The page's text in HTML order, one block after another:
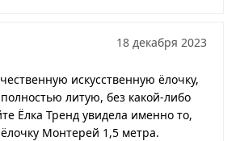
18 декабря 2023
искусственную ёлочку,
литую, без какой-либо
Ёлка Тренд увидела именно то,
Монтерей 1,5 метра.